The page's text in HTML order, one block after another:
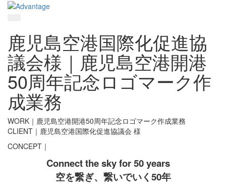
鹿児島空港国際化促進協
議会様｜鹿児島空港開港
50周年記念ロゴマーク作
成業務
WORK｜鹿児島空港開港50周年記念ロゴマーク作成業務
CLIENT｜鹿児島空港国際化促進協議会 様
CONCEPT｜
Connect the sky for 50 years
空を繋ぎ、繋いでいく50年